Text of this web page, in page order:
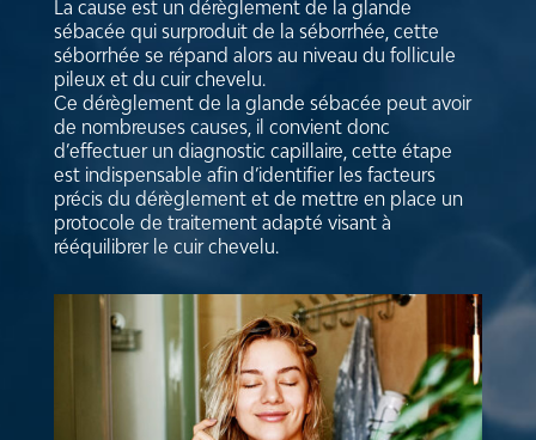
La cause est un dérèglement de la glande
sébacée qui surproduit de la séborrhée, cette
séborrhée se répand alors au niveau du follicule
pileux et du cuir chevelu.
Ce dérèglement de la glande sébacée peut avoir
de nombreuses causes, il convient donc
d’effectuer un diagnostic capillaire, cette étape
est indispensable afin d’identifier les facteurs
précis du dérèglement et de mettre en place un
protocole de traitement adapté visant à
rééquilibrer le cuir chevelu.